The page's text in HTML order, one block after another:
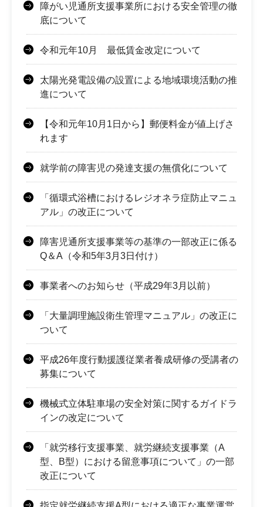
障がい児通所支援事業所における安全管理の徹
底について
令和元年10月 最低賃金改定について
太陽光発電設備の設置による地域環境活動の推
進について
【令和元年10月1日から】郵便料金が値上げさ
れます
就学前の障害児の発達支援の無償化について
「循環式浴槽におけるレジオネラ症防止マニュ
アル」の改正について
障害児通所支援事業等の基準の一部改正に係る
Q＆A（令和5年3月3日付け）
事業者へのお知らせ（平成29年3月以前）
「大量調理施設衛生管理マニュアル」の改正に
ついて
平成26年度行動援護従業者養成研修の受講者の
募集について
機械式立体駐車場の安全対策に関するガイドラ
インの改定について
「就労移行支援事業、就労継続支援事業（A
型、B型）における留意事項について」の一部
改正について